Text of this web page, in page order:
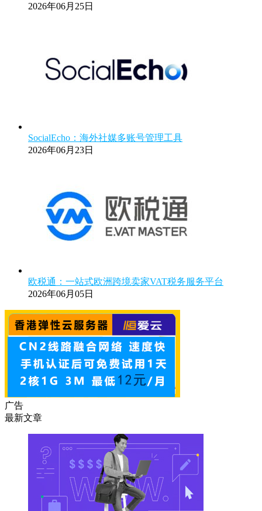
2026年06月25日
SocialEcho：海外社媒多账号管理工具
2026年06月23日
欧税通：一站式欧洲跨境卖家VAT税务服务平台
2026年06月05日
广告
最新文章